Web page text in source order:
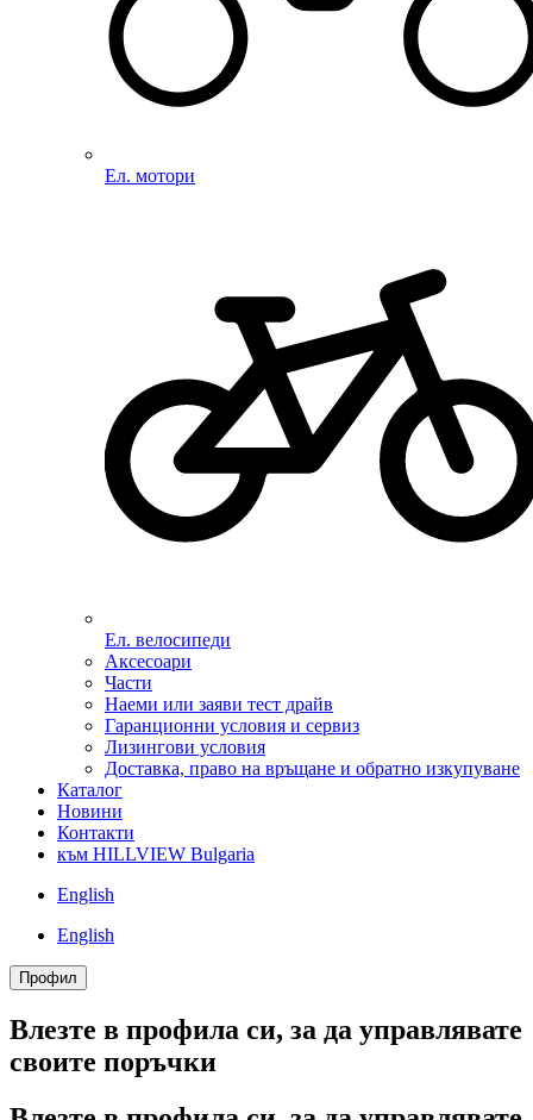
Ел. мотори
Ел. велосипеди
Аксесоари
Части
Наеми или заяви тест драйв
Гаранционни условия и сервиз
Лизингови условия
Доставка, право на връщане и обратно изкупуване
Каталог
Новини
Контакти
към HILLVIEW Bulgaria
English
English
Профил
Влезте в профила си, за да управлявате
своитe поръчки